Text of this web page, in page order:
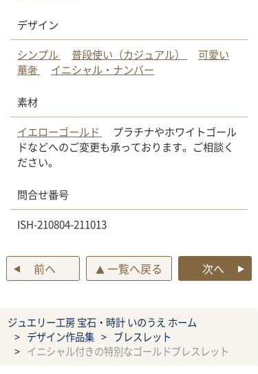
デザイン
シンプル
普段使い（カジュアル）
可愛い
華奢
イニシャル・ナンバー
素材
イエローゴールド
プラチナやホワイトゴール
ドなどへのご変更も承っております。ご相談く
ださい。
問合せ番号
ISH-210804-211013
前へ ▲ 一覧へ戻る 次へ
ジュエリー工房 宝石・時計 いのうえ ホーム
デザイン作品集
ブレスレット
イニシャル付きの特別なゴールドブレスレット